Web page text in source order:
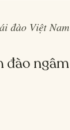
đào Việt Nam
đào